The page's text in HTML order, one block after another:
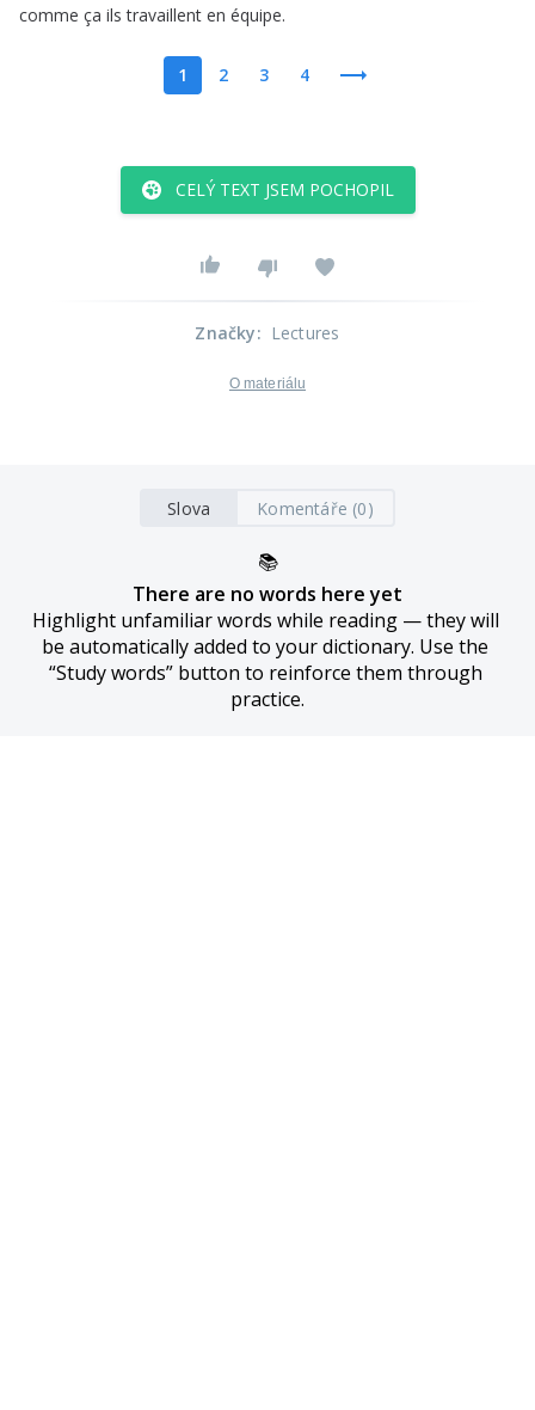
comme ça ils travaillent en équipe.
1 2 3 4
CELÝ TEXT JSEM POCHOPIL
Značky: Lectures
O materiálu
Slova Komentáře (0)
📚
There are no words here yet
Highlight unfamiliar words while reading — they will
be automatically added to your dictionary. Use the
“Study words” button to reinforce them through
practice.